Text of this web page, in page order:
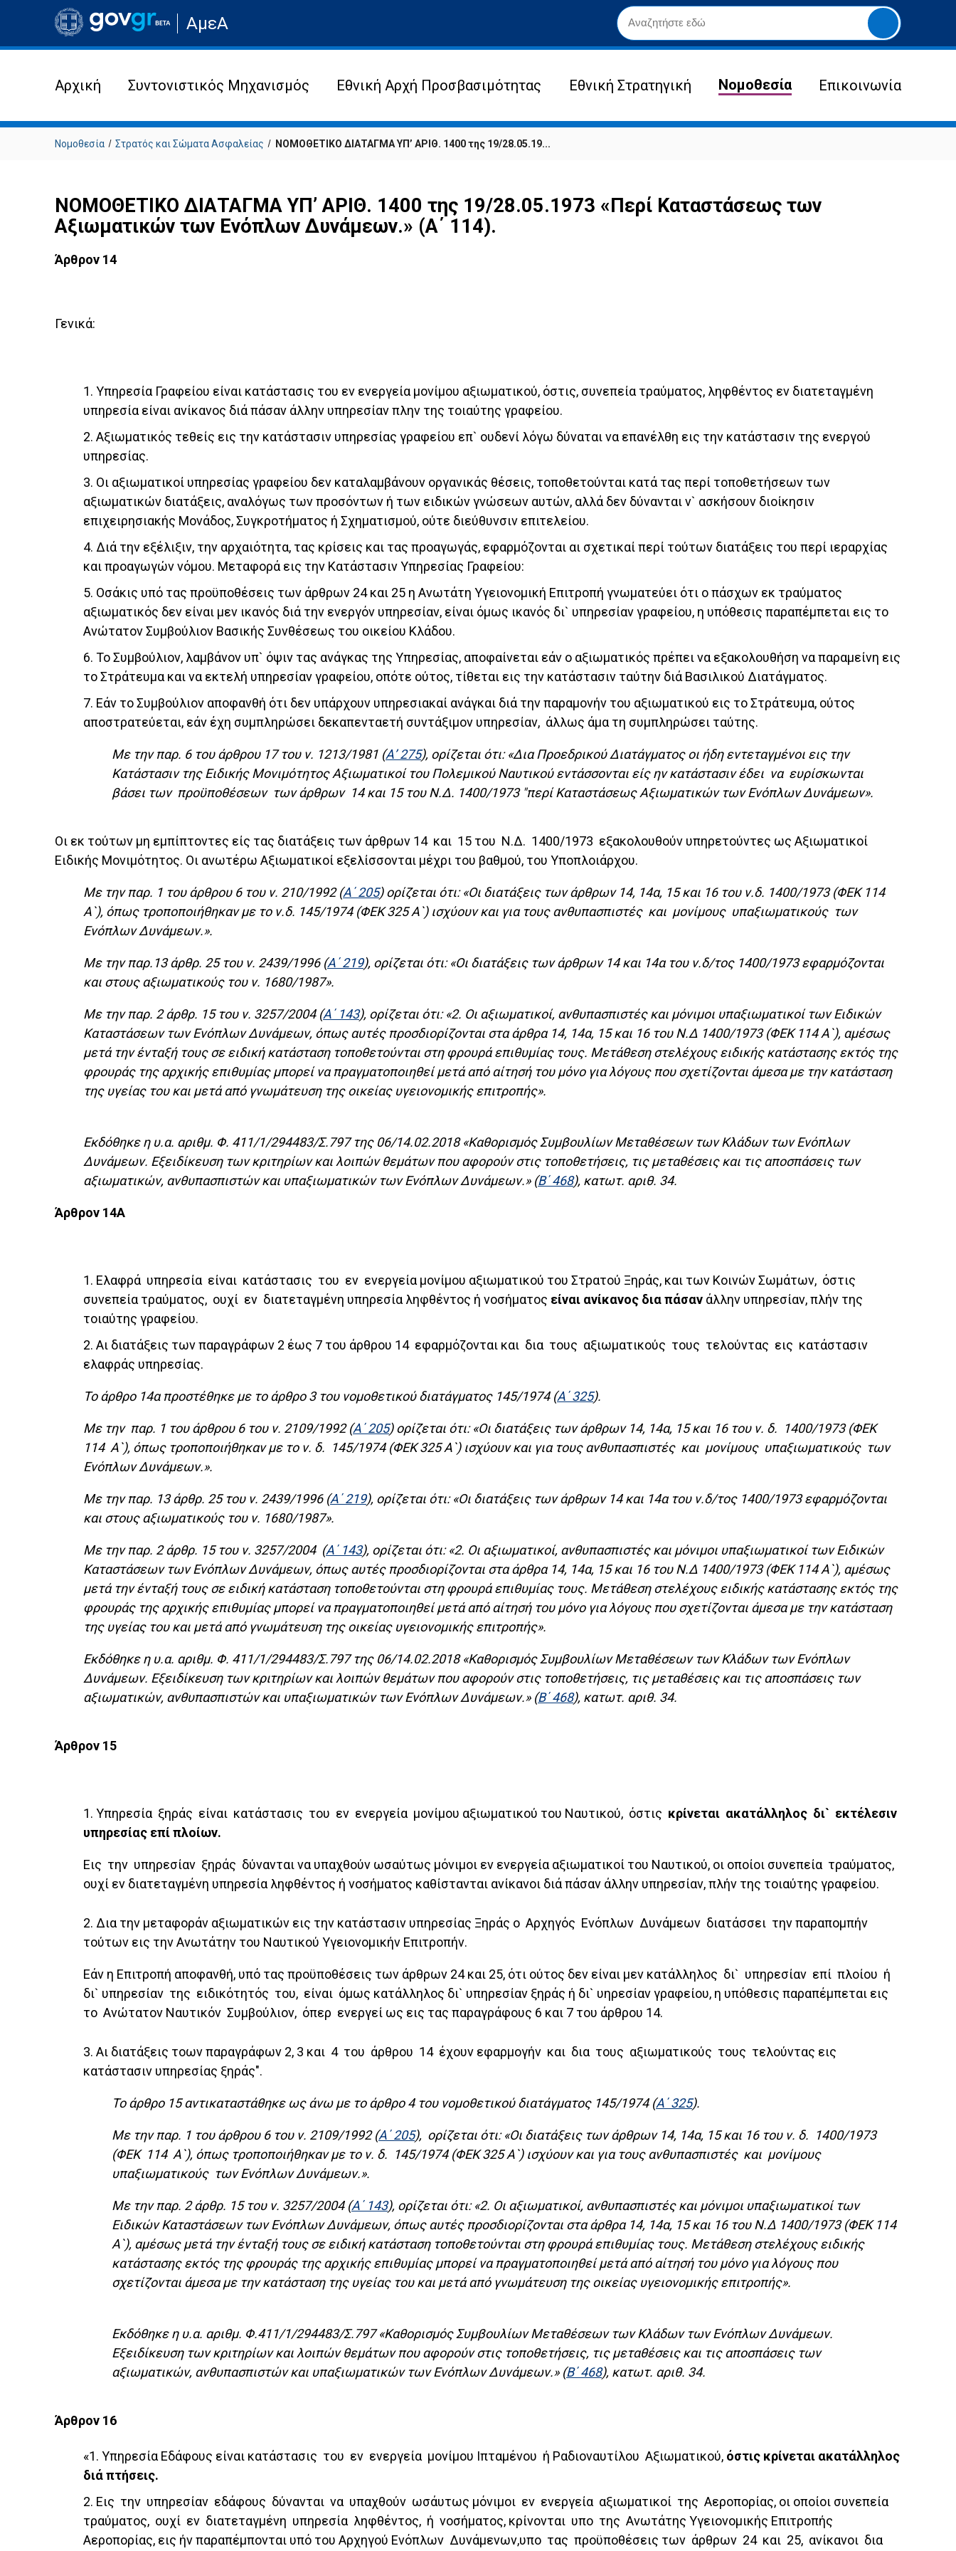
Μετάβαση
στην
σελίδα
ιστότοπου
ΑμεΑ
Yποβολή
αναζήτησης
Αρχική Συντονιστικός Μηχανισμός Εθνική Αρχή Προσβασιμότητας Εθνική Στρατηγική Νομοθεσία Επικοινωνία
Νομοθεσία Στρατός και Σώματα Ασφαλείας ΝΟΜΟΘΕΤΙΚΟ ΔΙΑΤΑΓΜΑ ΥΠ’ ΑΡΙΘ. 1400 της 19/28.05.19...
ΝΟΜΟΘΕΤΙΚΟ ΔΙΑΤΑΓΜΑ ΥΠ’ ΑΡΙΘ. 1400 της 19/28.05.1973 «Περί Καταστάσεως των
Αξιωματικών των Ενόπλων Δυνάμεων.» (Α΄ 114).
Άρθρον 14
Γενικά:
1. Υπηρεσία Γραφείου είναι κατάστασις του εν ενεργεία μονίμου αξιωματικού, όστις, συνεπεία τραύματος, ληφθέντος εν διατεταγμένη
υπηρεσία είναι ανίκανος διά πάσαν άλλην υπηρεσίαν πλην της τοιαύτης γραφείου.
2. Αξιωματικός τεθείς εις την κατάστασιν υπηρεσίας γραφείου επ` ουδενί λόγω δύναται να επανέλθη εις την κατάστασιν της ενεργού
υπηρεσίας.
3. Οι αξιωματικοί υπηρεσίας γραφείου δεν καταλαμβάνουν οργανικάς θέσεις, τοποθετούνται κατά τας περί τοποθετήσεων των
αξιωματικών διατάξεις, αναλόγως των προσόντων ή των ειδικών γνώσεων αυτών, αλλά δεν δύνανται ν` ασκήσουν διοίκησιν
επιχειρησιακής Μονάδος, Συγκροτήματος ή Σχηματισμού, ούτε διεύθυνσιν επιτελείου.
4. Διά την εξέλιξιν, την αρχαιότητα, τας κρίσεις και τας προαγωγάς, εφαρμόζονται αι σχετικαί περί τούτων διατάξεις του περί ιεραρχίας
και προαγωγών νόμου. Μεταφορά εις την Κατάστασιν Υπηρεσίας Γραφείου:
5. Οσάκις υπό τας προϋποθέσεις των άρθρων 24 και 25 η Ανωτάτη Υγειονομική Επιτροπή γνωματεύει ότι ο πάσχων εκ τραύματος
αξιωματικός δεν είναι μεν ικανός διά την ενεργόν υπηρεσίαν, είναι όμως ικανός δι` υπηρεσίαν γραφείου, η υπόθεσις παραπέμπεται εις το
Ανώτατον Συμβούλιον Βασικής Συνθέσεως του οικείου Κλάδου.
6. Το Συμβούλιον, λαμβάνον υπ` όψιν τας ανάγκας της Υπηρεσίας, αποφαίνεται εάν ο αξιωματικός πρέπει να εξακολουθήση να παραμείνη εις
το Στράτευμα και να εκτελή υπηρεσίαν γραφείου, οπότε ούτος, τίθεται εις την κατάστασιν ταύτην διά Βασιλικού Διατάγματος.
7. Εάν το Συμβούλιον αποφανθή ότι δεν υπάρχουν υπηρεσιακαί ανάγκαι διά την παραμονήν του αξιωματικού εις το Στράτευμα, ούτος
αποστρατεύεται, εάν έχη συμπληρώσει δεκαπενταετή συντάξιμον υπηρεσίαν, άλλως άμα τη συμπληρώσει ταύτης.
Με την παρ. 6 του άρθρου 17 του ν. 1213/1981 (Α’ 275), ορίζεται ότι: «Δια Προεδρικού Διατάγματος οι ήδη εντεταγμένοι εις την
Κατάστασιν της Ειδικής Μονιμότητος Αξιωματικοί του Πολεμικού Ναυτικού εντάσσονται είς ην κατάστασιν έδει να ευρίσκωνται
βάσει των προϋποθέσεων των άρθρων 14 και 15 του Ν.Δ. 1400/1973 "περί Καταστάσεως Αξιωματικών των Ενόπλων Δυνάμεων».
Οι εκ τούτων μη εμπίπτοντες είς τας διατάξεις των άρθρων 14 και 15 του Ν.Δ. 1400/1973 εξακολουθούν υπηρετούντες ως Αξιωματικοί
Ειδικής Μονιμότητος. Οι ανωτέρω Αξιωματικοί εξελίσσονται μέχρι του βαθμού, του Υποπλοιάρχου.
Με την παρ. 1 του άρθρου 6 του ν. 210/1992 (Α΄ 205) ορίζεται ότι: «Οι διατάξεις των άρθρων 14, 14α, 15 και 16 του ν.δ. 1400/1973 (ΦΕΚ 114
Α`), όπως τροποποιήθηκαν με το ν.δ. 145/1974 (ΦΕΚ 325 Α`) ισχύουν και για τους ανθυπασπιστές και μονίμους υπαξιωματικούς των
Ενόπλων Δυνάμεων.».
Με την παρ.13 άρθρ. 25 του ν. 2439/1996 (Α΄ 219), ορίζεται ότι: «Οι διατάξεις των άρθρων 14 και 14α του ν.δ/τος 1400/1973 εφαρμόζονται
και στους αξιωματικούς του ν. 1680/1987».
Με την παρ. 2 άρθρ. 15 του ν. 3257/2004 (Α΄ 143), ορίζεται ότι: «2. Οι αξιωματικοί, ανθυπασπιστές και μόνιμοι υπαξιωματικοί των Ειδικών
Καταστάσεων των Ενόπλων Δυνάμεων, όπως αυτές προσδιορίζονται στα άρθρα 14, 14α, 15 και 16 του Ν.Δ 1400/1973 (ΦΕΚ 114 Α`), αμέσως
μετά την ένταξή τους σε ειδική κατάσταση τοποθετούνται στη φρουρά επιθυμίας τους. Μετάθεση στελέχους ειδικής κατάστασης εκτός της
φρουράς της αρχικής επιθυμίας μπορεί να πραγματοποιηθεί μετά από αίτησή του μόνο για λόγους που σχετίζονται άμεσα με την κατάσταση
της υγείας του και μετά από γνωμάτευση της οικείας υγειονομικής επιτροπής».
Εκδόθηκε η υ.α. αριθμ. Φ. 411/1/294483/Σ.797 της 06/14.02.2018 «Καθορισμός Συμβουλίων Μεταθέσεων των Κλάδων των Ενόπλων
Δυνάμεων. Εξειδίκευση των κριτηρίων και λοιπών θεμάτων που αφορούν στις τοποθετήσεις, τις μεταθέσεις και τις αποσπάσεις των
αξιωματικών, ανθυπασπιστών και υπαξιωματικών των Ενόπλων Δυνάμεων.» (Β΄ 468), κατωτ. αριθ. 34.
Άρθρον 14A
1. Ελαφρά υπηρεσία είναι κατάστασις του εν ενεργεία μονίμου αξιωματικού του Στρατού Ξηράς, και των Κοινών Σωμάτων, όστις
συνεπεία τραύματος, ουχί εν διατεταγμένη υπηρεσία ληφθέντος ή νοσήματος είναι ανίκανος δια πάσαν άλλην υπηρεσίαν, πλήν της
τοιαύτης γραφείου.
2. Αι διατάξεις των παραγράφων 2 έως 7 του άρθρου 14 εφαρμόζονται και δια τους αξιωματικούς τους τελούντας εις κατάστασιν
ελαφράς υπηρεσίας.
Το άρθρο 14α προστέθηκε με το άρθρο 3 του νομοθετικού διατάγματος 145/1974 (Α΄ 325).
Με την παρ. 1 του άρθρου 6 του ν. 2109/1992 (Α΄ 205) ορίζεται ότι: «Οι διατάξεις των άρθρων 14, 14α, 15 και 16 του ν. δ. 1400/1973 (ΦΕΚ
114 Α`), όπως τροποποιήθηκαν με το ν. δ. 145/1974 (ΦΕΚ 325 Α`) ισχύουν και για τους ανθυπασπιστές και μονίμους υπαξιωματικούς των
Ενόπλων Δυνάμεων.».
Με την παρ. 13 άρθρ. 25 του ν. 2439/1996 (Α΄ 219), ορίζεται ότι: «Οι διατάξεις των άρθρων 14 και 14α του ν.δ/τος 1400/1973 εφαρμόζονται
και στους αξιωματικούς του ν. 1680/1987».
Με την παρ. 2 άρθρ. 15 του ν. 3257/2004 (Α΄ 143), ορίζεται ότι: «2. Οι αξιωματικοί, ανθυπασπιστές και μόνιμοι υπαξιωματικοί των Ειδικών
Καταστάσεων των Ενόπλων Δυνάμεων, όπως αυτές προσδιορίζονται στα άρθρα 14, 14α, 15 και 16 του Ν.Δ 1400/1973 (ΦΕΚ 114 Α`), αμέσως
μετά την ένταξή τους σε ειδική κατάσταση τοποθετούνται στη φρουρά επιθυμίας τους. Μετάθεση στελέχους ειδικής κατάστασης εκτός της
φρουράς της αρχικής επιθυμίας μπορεί να πραγματοποιηθεί μετά από αίτησή του μόνο για λόγους που σχετίζονται άμεσα με την κατάσταση
της υγείας του και μετά από γνωμάτευση της οικείας υγειονομικής επιτροπής».
Εκδόθηκε η υ.α. αριθμ. Φ. 411/1/294483/Σ.797 της 06/14.02.2018 «Καθορισμός Συμβουλίων Μεταθέσεων των Κλάδων των Ενόπλων
Δυνάμεων. Εξειδίκευση των κριτηρίων και λοιπών θεμάτων που αφορούν στις τοποθετήσεις, τις μεταθέσεις και τις αποσπάσεις των
αξιωματικών, ανθυπασπιστών και υπαξιωματικών των Ενόπλων Δυνάμεων.» (Β΄ 468), κατωτ. αριθ. 34.
Άρθρον 15
1. Υπηρεσία ξηράς είναι κατάστασις του εν ενεργεία μονίμου αξιωματικού του Ναυτικού, όστις κρίνεται ακατάλληλος δι` εκτέλεσιν
υπηρεσίας επί πλοίων.
Εις την υπηρεσίαν ξηράς δύνανται να υπαχθούν ωσαύτως μόνιμοι εν ενεργεία αξιωματικοί του Ναυτικού, οι οποίοι συνεπεία τραύματος,
ουχί εν διατεταγμένη υπηρεσία ληφθέντος ή νοσήματος καθίστανται ανίκανοι διά πάσαν άλλην υπηρεσίαν, πλήν της τοιαύτης γραφείου.
2. Δια την μεταφοράν αξιωματικών εις την κατάστασιν υπηρεσίας Ξηράς ο Αρχηγός Ενόπλων Δυνάμεων διατάσσει την παραπομπήν
τούτων εις την Ανωτάτην του Ναυτικού Υγειονομικήν Επιτροπήν.
Εάν η Επιτροπή αποφανθή, υπό τας προϋποθέσεις των άρθρων 24 και 25, ότι ούτος δεν είναι μεν κατάλληλος δι` υπηρεσίαν επί πλοίου ή
δι` υπηρεσίαν της ειδικότητός του, είναι όμως κατάλληλος δι` υπηρεσίαν ξηράς ή δι` υηρεσίαν γραφείου, η υπόθεσις παραπέμπεται εις
το Ανώτατον Ναυτικόν Συμβούλιον, όπερ ενεργεί ως εις τας παραγράφους 6 και 7 του άρθρου 14.
3. Αι διατάξεις τοων παραγράφων 2, 3 και 4 του άρθρου 14 έχουν εφαρμογήν και δια τους αξιωματικούς τους τελούντας εις
κατάστασιν υπηρεσίας ξηράς".
Το άρθρο 15 αντικαταστάθηκε ως άνω με το άρθρο 4 του νομοθετικού διατάγματος 145/1974 (Α΄ 325).
Με την παρ. 1 του άρθρου 6 του ν. 2109/1992 (Α΄ 205), ορίζεται ότι: «Οι διατάξεις των άρθρων 14, 14α, 15 και 16 του ν. δ. 1400/1973
(ΦΕΚ 114 Α`), όπως τροποποιήθηκαν με το ν. δ. 145/1974 (ΦΕΚ 325 Α`) ισχύουν και για τους ανθυπασπιστές και μονίμους
υπαξιωματικούς των Ενόπλων Δυνάμεων.».
Με την παρ. 2 άρθρ. 15 του ν. 3257/2004 (Α΄ 143), ορίζεται ότι: «2. Οι αξιωματικοί, ανθυπασπιστές και μόνιμοι υπαξιωματικοί των
Ειδικών Καταστάσεων των Ενόπλων Δυνάμεων, όπως αυτές προσδιορίζονται στα άρθρα 14, 14α, 15 και 16 του Ν.Δ 1400/1973 (ΦΕΚ 114
Α`), αμέσως μετά την ένταξή τους σε ειδική κατάσταση τοποθετούνται στη φρουρά επιθυμίας τους. Μετάθεση στελέχους ειδικής
κατάστασης εκτός της φρουράς της αρχικής επιθυμίας μπορεί να πραγματοποιηθεί μετά από αίτησή του μόνο για λόγους που
σχετίζονται άμεσα με την κατάσταση της υγείας του και μετά από γνωμάτευση της οικείας υγειονομικής επιτροπής».
Εκδόθηκε η υ.α. αριθμ. Φ.411/1/294483/Σ.797 «Καθορισμός Συμβουλίων Μεταθέσεων των Κλάδων των Ενόπλων Δυνάμεων.
Εξειδίκευση των κριτηρίων και λοιπών θεμάτων που αφορούν στις τοποθετήσεις, τις μεταθέσεις και τις αποσπάσεις των
αξιωματικών, ανθυπασπιστών και υπαξιωματικών των Ενόπλων Δυνάμεων.» (Β΄ 468), κατωτ. αριθ. 34.
Άρθρον 16
«1. Υπηρεσία Εδάφους είναι κατάστασις του εν ενεργεία μονίμου Ιπταμένου ή Ραδιοναυτίλου Αξιωματικού, όστις κρίνεται ακατάλληλος
διά πτήσεις.
2. Εις την υπηρεσίαν εδάφους δύνανται να υπαχθούν ωσάυτως μόνιμοι εν ενεργεία αξιωματικοί της Αεροπορίας, οι οποίοι συνεπεία
τραύματος, ουχί εν διατεταγμένη υπηρεσία ληφθέντος, ή νοσήματος, κρίνονται υπο της Ανωτάτης Υγειονομικής Επιτροπής
Αεροπορίας, εις ήν παραπέμπονται υπό του Αρχηγού Ενόπλων Δυνάμενων,υπο τας προϋποθέσεις των άρθρων 24 και 25, ανίκανοι δια